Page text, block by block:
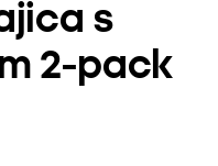
s
2-pack